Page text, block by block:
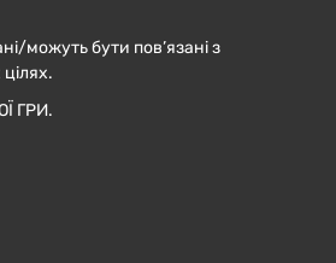
можуть бути пов’язані з
ГРИ.